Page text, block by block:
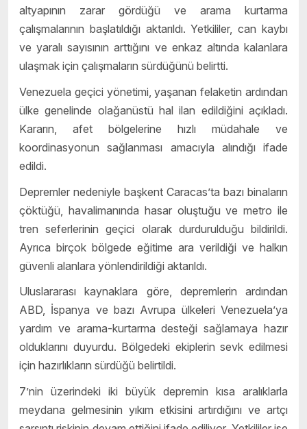
altyapının zarar gördüğü ve arama kurtarma
çalışmalarının başlatıldığı aktarıldı. Yetkililer, can kaybı
ve yaralı sayısının arttığını ve enkaz altında kalanlara
ulaşmak için çalışmaların sürdüğünü belirtti.
Venezuela geçici yönetimi, yaşanan felaketin ardından
ülke genelinde olağanüstü hal ilan edildiğini açıkladı.
Kararın, afet bölgelerine hızlı müdahale ve
koordinasyonun sağlanması amacıyla alındığı ifade
edildi.
Depremler nedeniyle başkent Caracas’ta bazı binaların
çöktüğü, havalimanında hasar oluştuğu ve metro ile
tren seferlerinin geçici olarak durdurulduğu bildirildi.
Ayrıca birçok bölgede eğitime ara verildiği ve halkın
güvenli alanlara yönlendirildiği aktarıldı.
Uluslararası kaynaklara göre, depremlerin ardından
ABD, İspanya ve bazı Avrupa ülkeleri Venezuela’ya
yardım ve arama-kurtarma desteği sağlamaya hazır
olduklarını duyurdu. Bölgedeki ekiplerin sevk edilmesi
için hazırlıkların sürdüğü belirtildi.
7’nin üzerindeki iki büyük depremin kısa aralıklarla
meydana gelmesinin yıkım etkisini artırdığını ve artçı